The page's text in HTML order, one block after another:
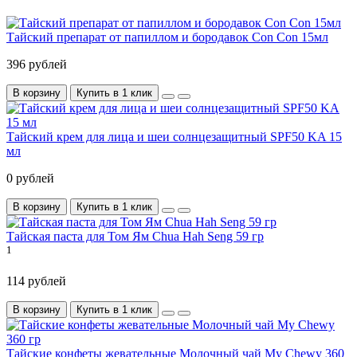
Тайский препарат от папиллом и бородавок Con Con 15мл
396 рублей
В корзину Купить в 1 клик
Тайский крем для лица и шеи солнцезащитный SPF50 KA 15
мл
0 рублей
В корзину Купить в 1 клик
Тайская паста для Том Ям Chua Hah Seng 59 гр
1
114 рублей
В корзину Купить в 1 клик
Тайские конфеты жевательные Молочный чай My Chewy 360